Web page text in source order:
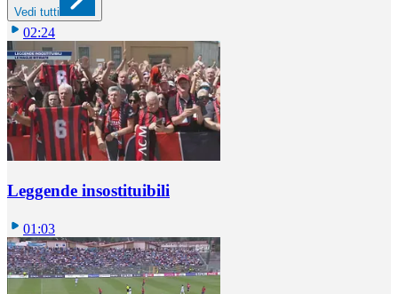
Vedi tutti
02:24
Leggende insostituibili
01:03